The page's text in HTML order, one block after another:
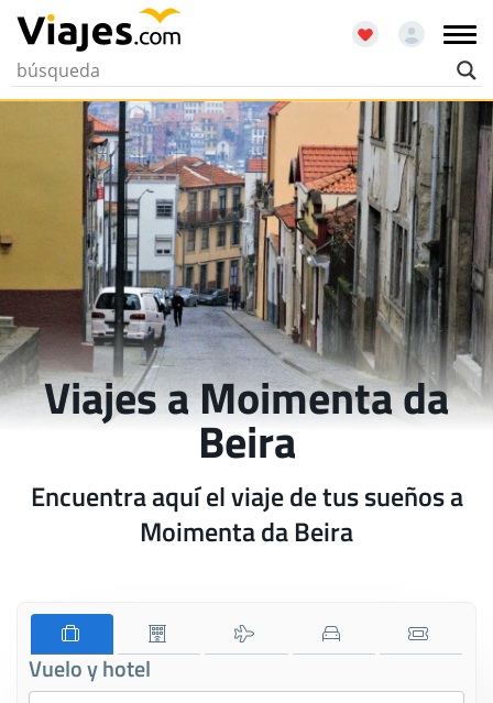
Viajes a Moimenta da
Beira
Encuentra aquí el viaje de tus sueños a
Moimenta da Beira
Vuelo y hotel